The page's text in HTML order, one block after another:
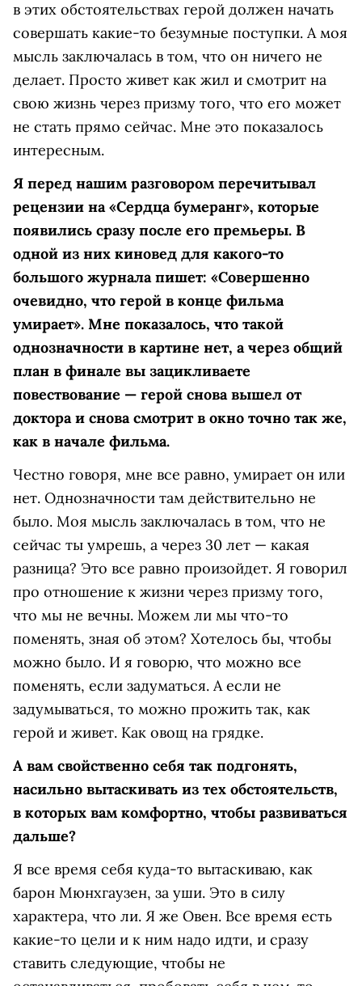
в этих обстоятельствах герой должен начать
совершать какие-то безумные поступки. А моя
мысль заключалась в том, что он ничего не
делает. Просто живет как жил и смотрит на
свою жизнь через призму того, что его может
не стать прямо сейчас. Мне это показалось
интересным.
Я перед нашим разговором перечитывал
рецензии на «Сердца бумеранг», которые
появились сразу после его премьеры. В
одной из них киновед для какого-то
большого журнала пишет: «Совершенно
очевидно, что герой в конце фильма
умирает». Мне показалось, что такой
однозначности в картине нет, а через общий
план в финале вы зацикливаете
повествование — герой снова вышел от
доктора и снова смотрит в окно точно так же,
как в начале фильма.
Честно говоря, мне все равно, умирает он или
нет. Однозначности там действительно не
было. Моя мысль заключалась в том, что не
сейчас ты умрешь, а через 30 лет — какая
разница? Это все равно произойдет. Я говорил
про отношение к жизни через призму того,
что мы не вечны. Можем ли мы что-то
поменять, зная об этом? Хотелось бы, чтобы
можно было. И я говорю, что можно все
поменять, если задуматься. А если не
задумываться, то можно прожить так, как
герой и живет. Как овощ на грядке.
А вам свойственно себя так подгонять,
насильно вытаскивать из тех обстоятельств,
в которых вам комфортно, чтобы развиваться
дальше?
Я все время себя куда-то вытаскиваю, как
барон Мюнхгаузен, за уши. Это в силу
характера, что ли. Я же Овен. Все время есть
какие-то цели и к ним надо идти, и сразу
ставить следующие, чтобы не